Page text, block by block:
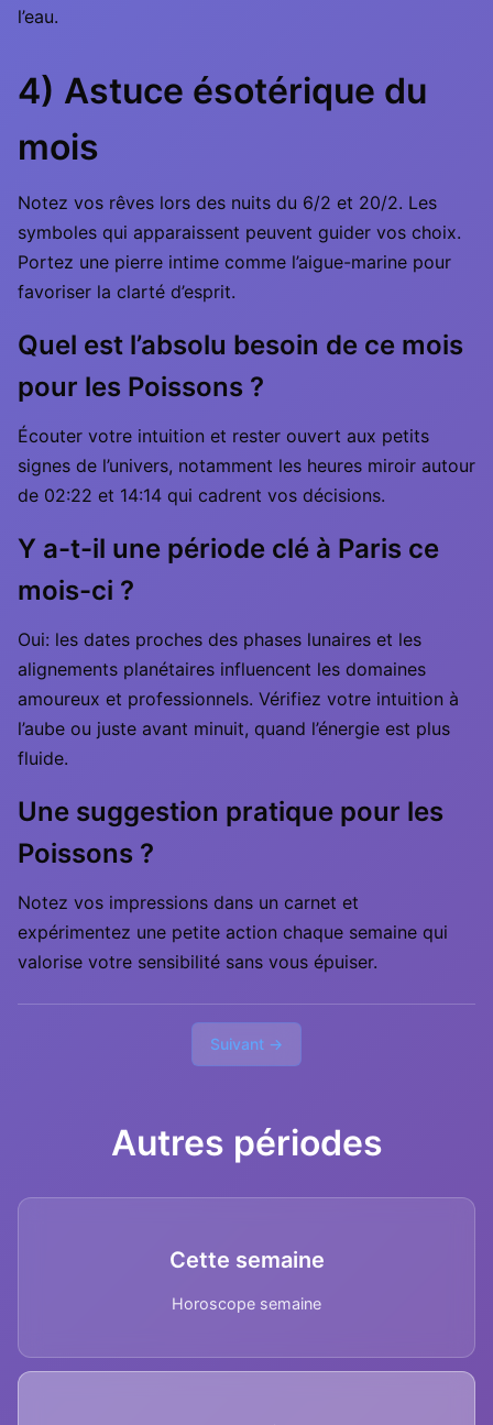
l’eau.
4) Astuce ésotérique du
mois
Notez vos rêves lors des nuits du 6/2 et 20/2. Les
symboles qui apparaissent peuvent guider vos choix.
Portez une pierre intime comme l’aigue-marine pour
favoriser la clarté d’esprit.
Quel est l’absolu besoin de ce mois
pour les Poissons ?
Écouter votre intuition et rester ouvert aux petits
signes de l’univers, notamment les heures miroir autour
de 02:22 et 14:14 qui cadrent vos décisions.
Y a-t-il une période clé à Paris ce
mois-ci ?
Oui: les dates proches des phases lunaires et les
alignements planétaires influencent les domaines
amoureux et professionnels. Vérifiez votre intuition à
l’aube ou juste avant minuit, quand l’énergie est plus
fluide.
Une suggestion pratique pour les
Poissons ?
Notez vos impressions dans un carnet et
expérimentez une petite action chaque semaine qui
valorise votre sensibilité sans vous épuiser.
Suivant →
Autres périodes
Cette semaine
Horoscope semaine